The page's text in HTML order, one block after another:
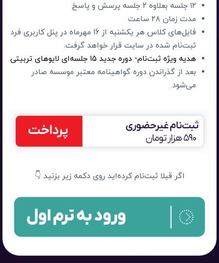
۱۲ جلسه بعلاوه ۲ جلسه پرسش و پاسخ
مدت زمان ۲۸ ساعت
فایل‌های کلاس هر یکشنبه از 16 مهرماه در پنل کاربری فرد
ثبت‌نام شده در سایت قرار خواهد گرفت.
هدیه ویژه ثبت‌نام- دوره جدید ۱۵ جلسه‌ای لایوهای تربیتی
بعد از گذراندن دوره گواهینامه‌ معتبر موسسه صادر
می‌شود.
اگر قبلا ثبت‌نام کرده‌اید روی دکمه زیر بزنید 👇